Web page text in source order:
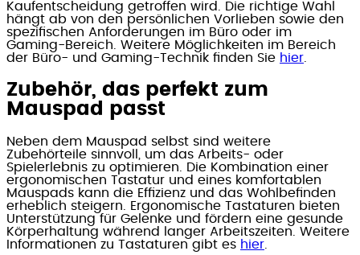
Kaufentscheidung getroffen wird. Die richtige Wahl
hängt ab von den persönlichen Vorlieben sowie den
spezifischen Anforderungen im Büro oder im
Gaming-Bereich. Weitere Möglichkeiten im Bereich
der Büro- und Gaming-Technik finden Sie hier
Zubehör, das perfekt zum
Mauspad passt
Neben dem Mauspad selbst sind weitere
Zubehörteile sinnvoll, um das Arbeits- oder
Spielerlebnis zu optimieren. Die Kombination einer
ergonomischen Tastatur und eines komfortablen
Mauspads kann die Effizienz und das Wohlbefinden
erheblich steigern. Ergonomische Tastaturen bieten
Unterstützung für Gelenke und fördern eine gesunde
Körperhaltung während langer Arbeitszeiten. Weitere
Informationen zu Tastaturen gibt es hier